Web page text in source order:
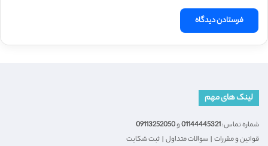
لینک های مهم
شماره تماس:01144445321و09113252050
قوانین و مقررات | سوالات متداول | ثبت شکایت